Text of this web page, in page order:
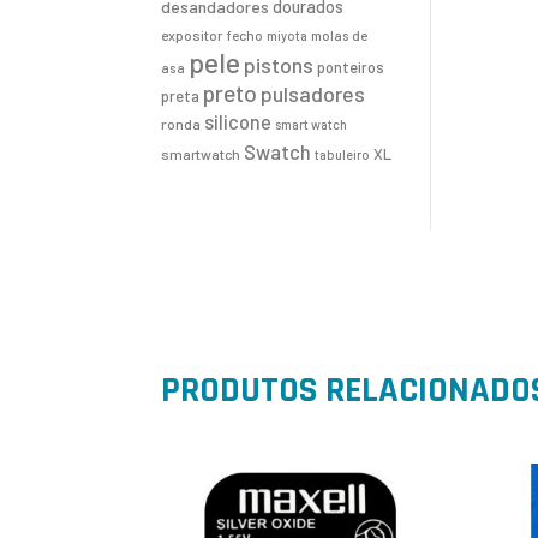
desandadores dourados
expositor fecho miyota molas de
asa pele pistons ponteiros
preta preto pulsadores
ronda silicone smart watch
smartwatch Swatch tabuleiro XL
PRODUTOS